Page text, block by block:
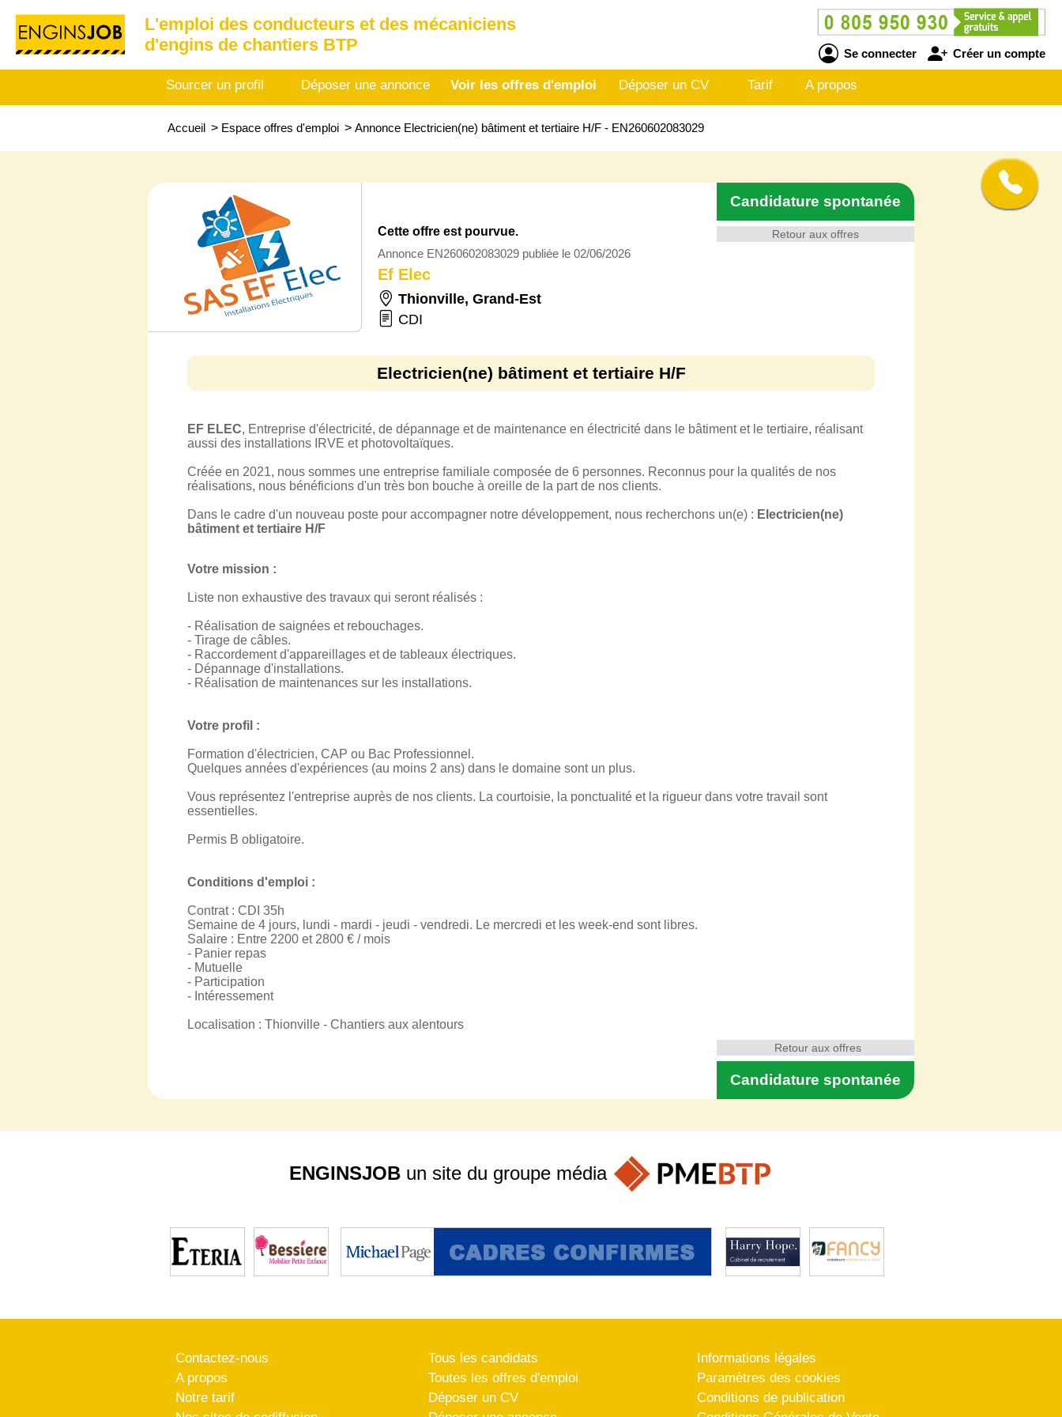
L'emploi des conducteurs et des mécaniciens
d'engins de chantiers BTP
Se connecter Créer un compte
Sourcer un profil Déposer une annonce Voir les offres d'emploi Déposer un CV Tarif A propos
Accueil > Espace offres d'emploi > Annonce Electricien(ne) bâtiment et tertiaire H/F - EN260602083029
Retour aux offres
Candidature spontanée
Cette offre est pourvue.
Annonce EN260602083029 publiée le 02/06/2026
Ef Elec
Thionville, Grand-Est
CDI
Electricien(ne) bâtiment et tertiaire H/F
EF ELEC, Entreprise d'électricité, de dépannage et de maintenance en électricité dans le bâtiment et le tertiaire, réalisant
aussi des installations IRVE et photovoltaïques.
Créée en 2021, nous sommes une entreprise familiale composée de 6 personnes. Reconnus pour la qualités de nos
réalisations, nous bénéficions d'un très bon bouche à oreille de la part de nos clients.
Dans le cadre d'un nouveau poste pour accompagner notre développement, nous recherchons un(e) : Electricien(ne)
bâtiment et tertiaire H/F
Votre mission :
Liste non exhaustive des travaux qui seront réalisés :
- Réalisation de saignées et rebouchages.
- Tirage de câbles.
- Raccordement d'appareillages et de tableaux électriques.
- Dépannage d'installations.
- Réalisation de maintenances sur les installations.
Votre profil :
Formation d'électricien, CAP ou Bac Professionnel.
Quelques années d'expériences (au moins 2 ans) dans le domaine sont un plus.
Vous représentez l'entreprise auprès de nos clients. La courtoisie, la ponctualité et la rigueur dans votre travail sont
essentielles.
Permis B obligatoire.
Conditions d'emploi :
Contrat : CDI 35h
Semaine de 4 jours, lundi - mardi - jeudi - vendredi. Le mercredi et les week-end sont libres.
Salaire : Entre 2200 et 2800 € / mois
- Panier repas
- Mutuelle
- Participation
- Intéressement
Localisation : Thionville - Chantiers aux alentours
Candidature spontanée
Retour aux offres
ENGINSJOB un site du groupe média
Contactez-nous
A propos
Notre tarif
Tous les candidats
Toutes les offres d'emploi
Déposer un CV
Informations légales
Paramètres des cookies
Conditions de publication